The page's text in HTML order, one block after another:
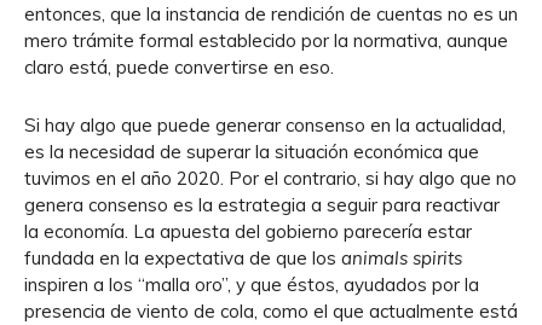
entonces, que la instancia de rendición de cuentas no es un
mero trámite formal establecido por la normativa, aunque
claro está, puede convertirse en eso.
Si hay algo que puede generar consenso en la actualidad,
es la necesidad de superar la situación económica que
tuvimos en el año 2020. Por el contrario, si hay algo que no
genera consenso es la estrategia a seguir para reactivar
la economía. La apuesta del gobierno parecería estar
fundada en la expectativa de que los animals spirits
inspiren a los “malla oro”, y que éstos, ayudados por la
presencia de viento de cola, como el que actualmente está